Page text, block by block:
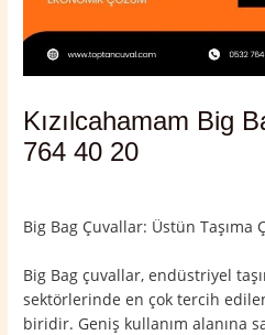
Kızılcahamam Big
764 40 20
Big Bag Çuvallar: Üstün Taşıma
Big Bag çuvallar, endüstriyel
sektörlerinde en çok tercih
biridir. Geniş kullanım alanına